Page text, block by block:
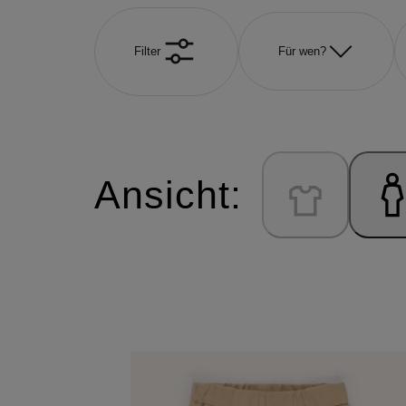
Filter Für wen?
Ansicht: